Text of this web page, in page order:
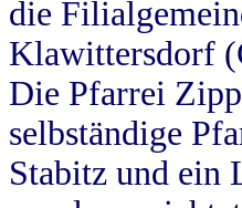
die
Klawittersdorf
Die Pfarrei
selbständige
Stabitz und ein